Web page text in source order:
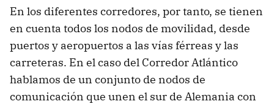
En los diferentes corredores, por tanto, se tienen
en cuenta todos los nodos de movilidad, desde
puertos y aeropuertos a las vías férreas y las
carreteras. En el caso del Corredor Atlántico
hablamos de un conjunto de nodos de
comunicación que unen el sur de Alemania con